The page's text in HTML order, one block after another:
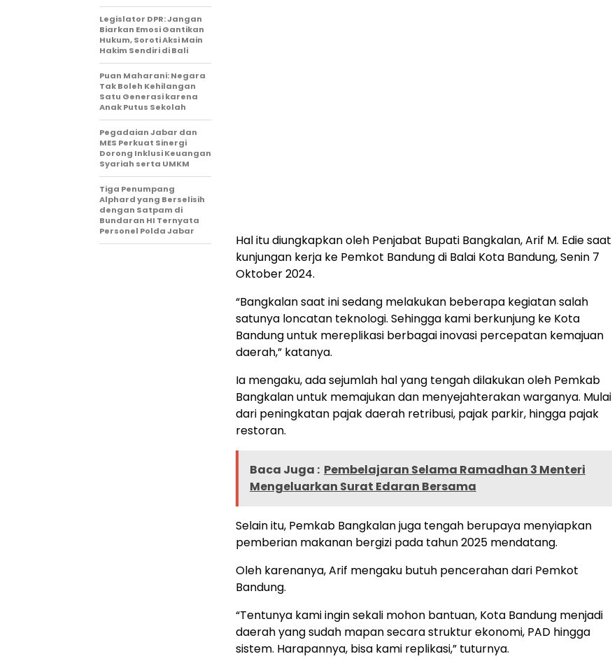
Hal itu diungkapkan oleh Penjabat Bupati Bangkalan, Arif M. Edie saat
kunjungan kerja ke Pemkot Bandung di Balai Kota Bandung, Senin 7
Oktober 2024.
“Bangkalan saat ini sedang melakukan beberapa kegiatan salah
satunya loncatan teknologi. Sehingga kami berkunjung ke Kota
Bandung untuk mereplikasi berbagai inovasi percepatan kemajuan
daerah,” katanya.
Ia mengaku, ada sejumlah hal yang tengah dilakukan oleh Pemkab
Bangkalan untuk memajukan dan menyejahterakan warganya. Mulai
dari peningkatan pajak daerah retribusi, pajak parkir, hingga pajak
restoran.
Baca Juga : Pembelajaran Selama Ramadhan 3 Menteri
Mengeluarkan Surat Edaran Bersama
Selain itu, Pemkab Bangkalan juga tengah berupaya menyiapkan
pemberian makanan bergizi pada tahun 2025 mendatang.
Oleh karenanya, Arif mengaku butuh pencerahan dari Pemkot
Bandung.
“Tentunya kami ingin sekali mohon bantuan, Kota Bandung menjadi
daerah yang sudah mapan secara struktur ekonomi, PAD hingga
sistem. Harapannya, bisa kami replikasi,” tuturnya.
Legislator DPR: Jangan
Biarkan Emosi Gantikan
Hukum, Soroti Aksi Main
Hakim Sendiri di Bali
Puan Maharani: Negara
Tak Boleh Kehilangan
Satu Generasi karena
Anak Putus Sekolah
Pegadaian Jabar dan
MES Perkuat Sinergi
Dorong Inklusi Keuangan
Syariah serta UMKM
Tiga Penumpang
Alphard yang Berselisih
dengan Satpam di
Bundaran HI Ternyata
Personel Polda Jabar